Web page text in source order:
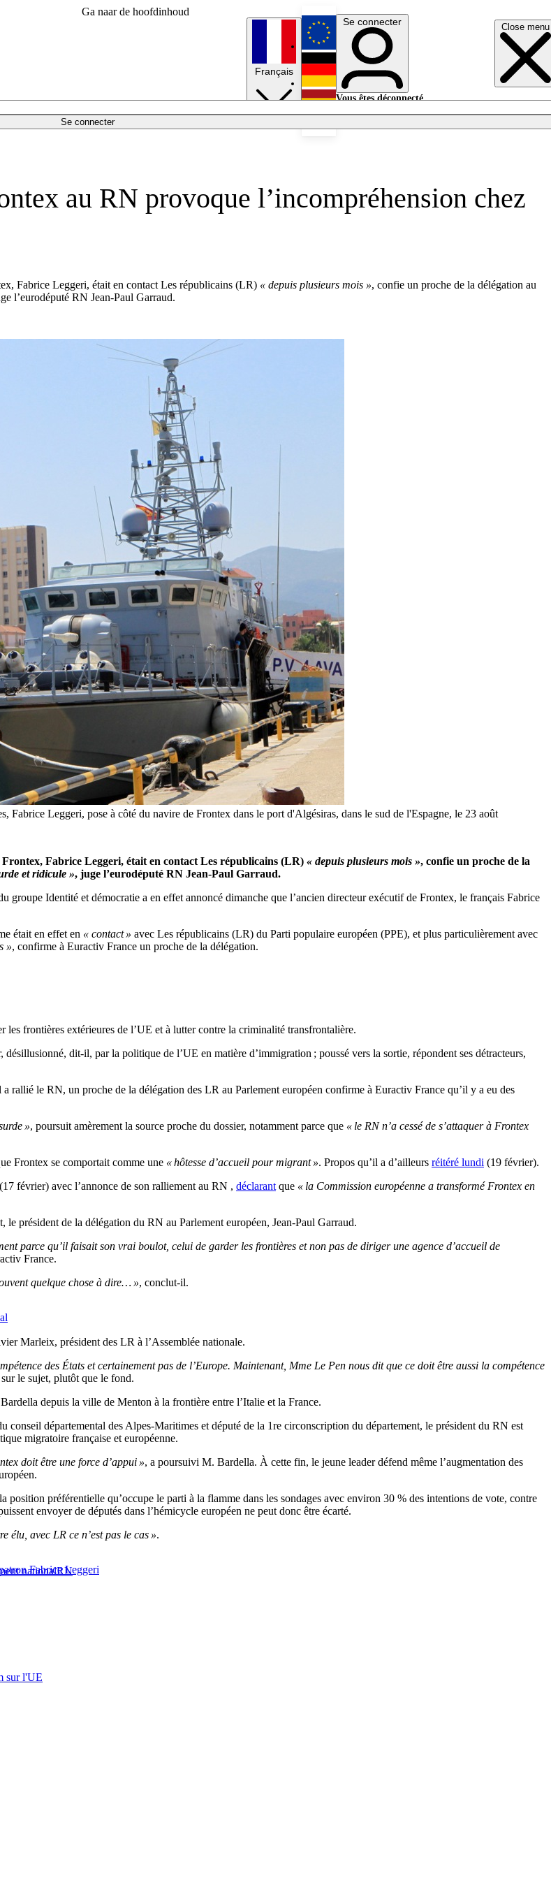
Ga naar de hoofdinhoud
Close menu
Se connecter
Français
English
Deutsch
Se connecter
Vous êtes déconnecté.
au RN provoque l’incompréhension chez
Fabrice Leggeri, était en contact Les républicains (LR) « depuis plusieurs mois », confie un proche de la délégation au
l’eurodéputé RN Jean-Paul Garraud.
Fabrice Leggeri, pose à côté du navire de Frontex dans le port d'Algésiras, dans le sud de l'Espagne, le 23 août
Fabrice Leggeri, était en contact Les républicains (LR) « depuis plusieurs mois », confie un proche de la
et ridicule », juge l’eurodéputé RN Jean-Paul Garraud.
Identité et démocratie a en effet annoncé dimanche que l’ancien directeur exécutif de Frontex, le français Fabrice
était en effet en « contact » avec Les républicains (LR) du Parti populaire européen (PPE), et plus particulièrement avec
», confirme à Euractiv France un proche de la délégation.
les frontières extérieures de l’UE et à lutter contre la criminalité transfrontalière.
dit-il, par la politique de l’UE en matière d’immigration ; poussé vers la sortie, répondent ses détracteurs,
rallié le RN, un proche de la délégation des LR au Parlement européen confirme à Euractiv France qu’il y a eu des
», poursuit amèrement la source proche du dossier, notamment parce que « le RN n’a cessé de s’attaquer à Frontex
Frontex se comportait comme une « hôtesse d’accueil pour migrant ». Propos qu’il a d’ailleurs réitéré lundi (19 février).
février) avec l’annonce de son ralliement au RN , déclarant que « la Commission européenne a transformé Frontex en
président de la délégation du RN au Parlement européen, Jean-Paul Garraud.
parce qu’il faisait son vrai boulot, celui de garder les frontières et non pas de diriger une agence d’accueil de
France.
quelque chose à dire… », conclut-il.
Marleix, président des LR à l’Assemblée nationale.
des États et certainement pas de l’Europe. Maintenant, Mme Le Pen nous dit que ce doit être aussi la compétence
le sujet, plutôt que le fond.
depuis la ville de Menton à la frontière entre l’Italie et la France.
départemental des Alpes-Maritimes et député de la 1re circonscription du département, le président du RN est
migratoire française et européenne.
doit être une force d’appui », a poursuivi M. Bardella. À cette fin, le jeune leader défend même l’augmentation des
préférentielle qu’occupe le parti à la flamme dans les sondages avec environ 30 % des intentions de vote, contre
envoyer de députés dans l’hémicycle européen ne peut donc être écarté.
élu, avec LR ce n’est pas le cas ».
Fabrice Leggeri
nationalRN
sur l'UE